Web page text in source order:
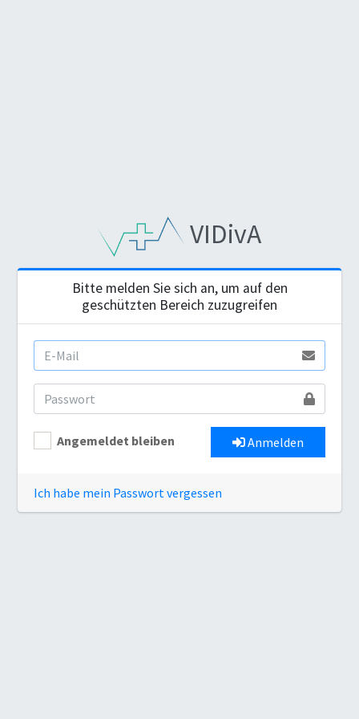
VIDivA
Bitte melden Sie sich an, um auf den
geschützten Bereich zuzugreifen
Angemeldet bleiben Anmelden
Ich habe mein Passwort vergessen